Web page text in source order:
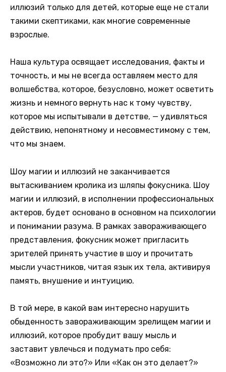
иллюзий только для детей, которые еще не стали
такими скептиками, как многие современные
взрослые.
Наша культура освящает исследования, факты и
точность, и мы не всегда оставляем место для
волшебства, которое, безусловно, может осветить
жизнь и немного вернуть нас к тому чувству,
которое мы испытывали в детстве, — удивляться
действию, непонятному и несовместимому с тем,
что мы знаем.
Шоу магии и иллюзий не заканчивается
вытаскиванием кролика из шляпы фокусника. Шоу
магии и иллюзий, в исполнении профессиональных
актеров, будет основано в основном на психологии
и понимании разума. В рамках завораживающего
представления, фокусник может пригласить
зрителей принять участие в шоу и прочитать
мысли участников, читая язык их тела, активируя
память, внушение и интуицию.
В той мере, в какой вам интересно нарушить
обыденность завораживающим зрелищем магии и
иллюзий, которое пробудит вашу мысль и
заставит увлечься и подумать про себя:
«Возможно ли это?» Или «Как он это делает?»